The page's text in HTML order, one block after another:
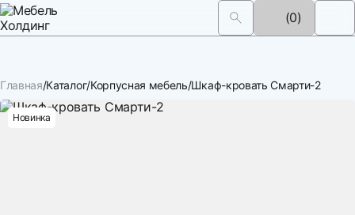
(0)
Главная Каталог Корпусная мебель Шкаф-кровать Смарти-2
Новинка